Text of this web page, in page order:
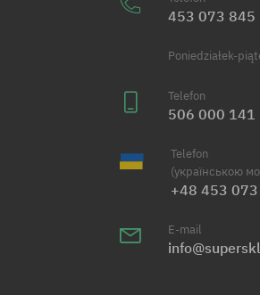
453 073 845
Poniedziałek-
Telefon
506 000 141
Telefon
(українською
+48 453
E-mail